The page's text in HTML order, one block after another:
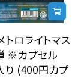
ロライトマス
※カプセル
(400円カプ